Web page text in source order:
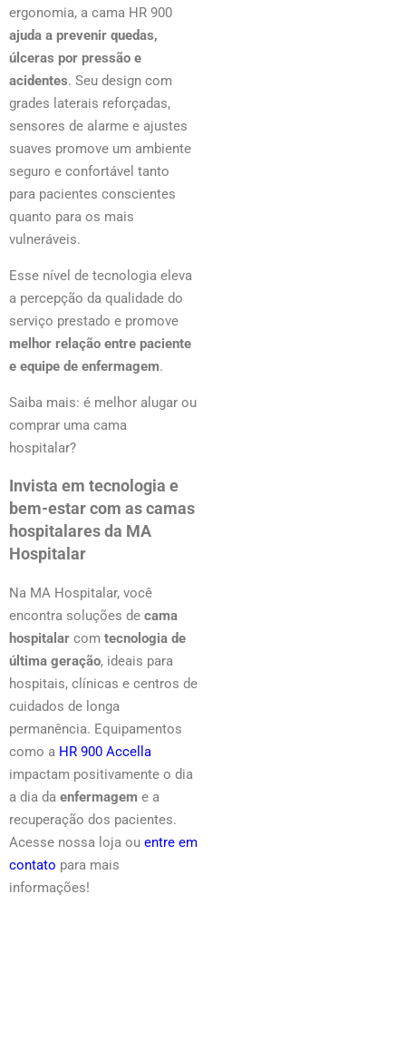
ergonomia, a cama HR 900
ajuda a prevenir quedas,
úlceras por pressão e
acidentes. Seu design com
grades laterais reforçadas,
sensores de alarme e ajustes
suaves promove um ambiente
seguro e confortável tanto
para pacientes conscientes
quanto para os mais
vulneráveis.
Esse nível de tecnologia eleva
a percepção da qualidade do
serviço prestado e promove
melhor relação entre paciente
e equipe de enfermagem.
Saiba mais: é melhor alugar ou
comprar uma cama
hospitalar?
Invista em tecnologia e
bem-estar com as camas
hospitalares da MA
Hospitalar
Na MA Hospitalar, você
encontra soluções de cama
hospitalar com tecnologia de
última geração, ideais para
hospitais, clínicas e centros de
cuidados de longa
permanência. Equipamentos
como a HR 900 Accella
impactam positivamente o dia
a dia da enfermagem e a
recuperação dos pacientes.
Acesse nossa loja ou entre em
contato para mais
informações!